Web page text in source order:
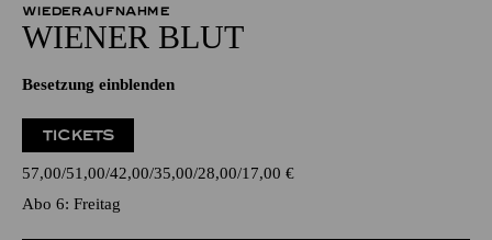
WIEDERAUFNAHME
WIENER BLUT
Besetzung einblenden
TICKETS
57,00 51,00 42,00 35,00 28,00 17,00 €
Abo 6: Freitag